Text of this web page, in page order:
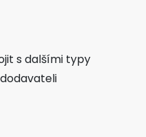
s dalšími typy